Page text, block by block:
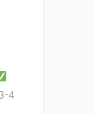
4